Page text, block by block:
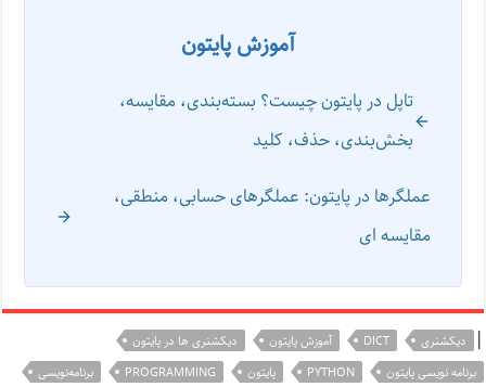
آموزش پایتون
تاپل در پایتون چیست؟ بسته‌بندی، مقایسه،
بخش‌بندی، حذف، کلید
عملگرها در پایتون: عملگرهای حسابی، منطقی،
مقایسه ای
| دیکشنری DICT آموزش پایتون
دیکشنری ها در پایتون
برنامه نویسی پایتون
PYTHON پایتون PROGRAMMING برنامه‌نویسی